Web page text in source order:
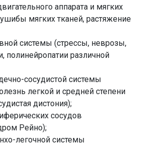
аппарата и мягких
мягких тканей, растяжение
системы (стрессы, неврозы,
полинейропатии различной
сосудистой системы
легкой и средней степени
дистония);
сосудов
Рейно);
легочной системы